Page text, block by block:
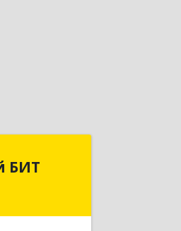
БИТ
БИТ